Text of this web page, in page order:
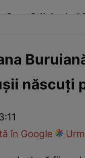
SportStil de viață
Paparazzii Click!
născuți
în Google